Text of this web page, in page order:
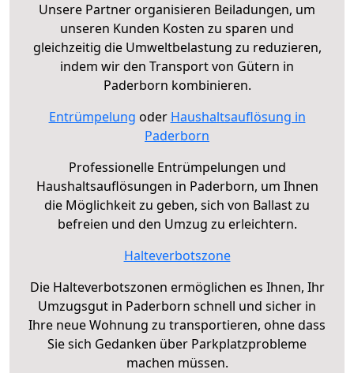
Unsere Partner organisieren Beiladungen, um
unseren Kunden Kosten zu sparen und
gleichzeitig die Umweltbelastung zu reduzieren,
indem wir den Transport von Gütern in
Paderborn kombinieren.
Entrümpelung oder Haushaltsauflösung in
Paderborn
Professionelle Entrümpelungen und
Haushaltsauflösungen in Paderborn, um Ihnen
die Möglichkeit zu geben, sich von Ballast zu
befreien und den Umzug zu erleichtern.
Halteverbotszone
Die Halteverbotszonen ermöglichen es Ihnen, Ihr
Umzugsgut in Paderborn schnell und sicher in
Ihre neue Wohnung zu transportieren, ohne dass
Sie sich Gedanken über Parkplatzprobleme
machen müssen.